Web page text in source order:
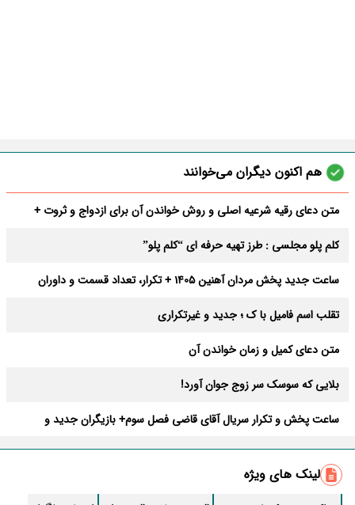
هم اکنون دیگران می‌خوانند
متن دعای رقیه شرعیه اصلی و روش خواندن آن برای ازدواج و ثروت +
کلم پلو مجلسی : طرز تهیه حرفه ای “کلم پلو”
ساعت جدید پخش مردان آهنین 1405 + تکرار، تعداد قسمت و داوران
تقلب اسم فامیل با ک ؛ جدید و غیرتکراری
متن دعای کمیل و زمان خواندن آن
بلایی که سوسک سر زوج جوان آورد!
ساعت پخش و تکرار سریال آقای قاضی فصل سوم+ بازیگران جدید و
طرز تهیه سالاد ماکارونی خانگی خوشمزه و لذیذ + آموزش تصویری
طرز تهیه پاستا با سس آلفردو و مرغ فوری + آموزش تصویری پنه
لینک های ویژه